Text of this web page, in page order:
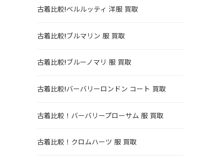
古着比較!ベルルッティ 洋服 買取
古着比較!ブルマリン 服 買取
古着比較!ブルーノマリ 服 買取
古着比較!バーバリーロンドン コート 買取
古着比較！バーバリープローサム 服 買取
古着比較！クロムハーツ 服 買取